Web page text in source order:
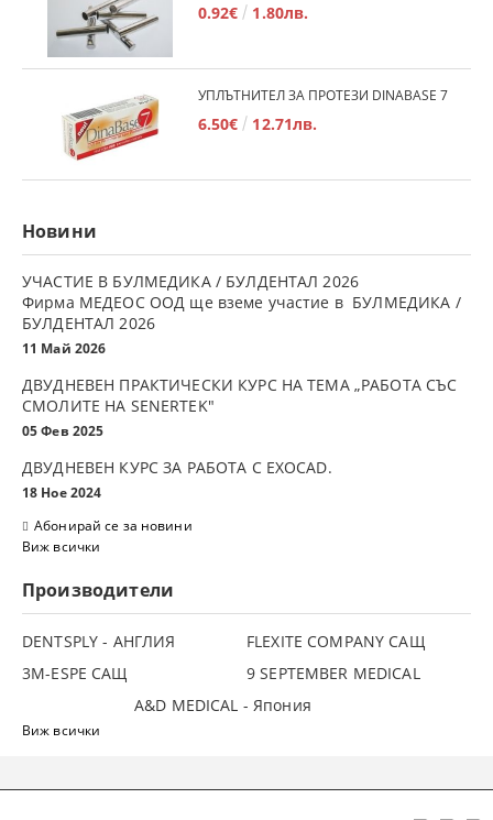
0.92€ 1.80лв.
УПЛЪТНИТЕЛ ЗА ПРОТЕЗИ DINABASE 7
6.50€ 12.71лв.
Новини
УЧАСТИЕ В БУЛМЕДИКА / БУЛДЕНТАЛ 2026
Фирма МЕДЕОС ООД ще вземе участие в БУЛМЕДИКА /
БУЛДЕНТАЛ 2026
11 Май 2026
ДВУДНЕВЕН ПРАКТИЧЕСКИ КУРС НА ТЕМА „РАБОТА СЪС
СМОЛИТЕ НА SENERTEK"
05 Фев 2025
ДВУДНЕВЕН КУРС ЗА РАБОТА С ЕXOCAD.
18 Ное 2024
Абонирай се за новини
Виж всички
Производители
DENTSPLY - АНГЛИЯ
FLEXITE COMPANY САЩ
3М-ESPE САЩ
9 SEPTEMBER MEDICAL
A&D MEDICAL - Япония
Виж всички